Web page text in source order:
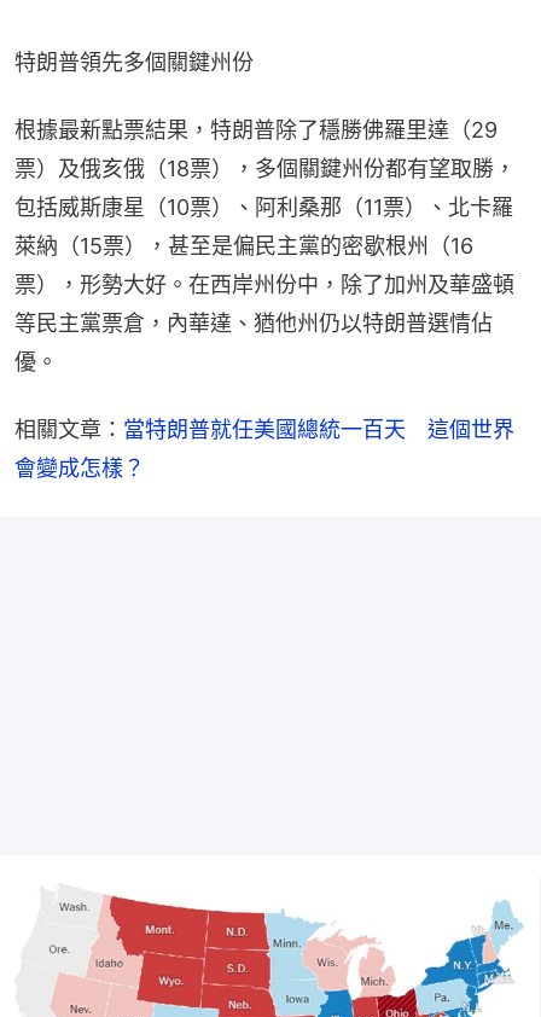
特朗普領先多個關鍵州份
根據最新點票結果，特朗普除了穩勝佛羅里達（29
票）及俄亥俄（18票），多個關鍵州份都有望取勝，
包括威斯康星（10票）、阿利桑那（11票）、北卡羅
萊納（15票），甚至是偏民主黨的密歇根州（16
票），形勢大好。在西岸州份中，除了加州及華盛頓
等民主黨票倉，內華達、猶他州仍以特朗普選情佔
優。
相關文章： 當特朗普就任美國總統一百天　這個世界
會變成怎樣？